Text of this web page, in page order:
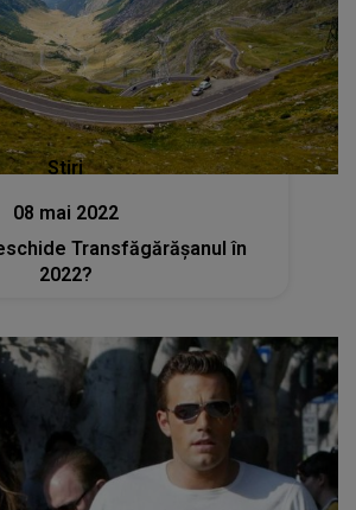
Stiri
08 mai 2022
Transfăgărășanul în
2022?